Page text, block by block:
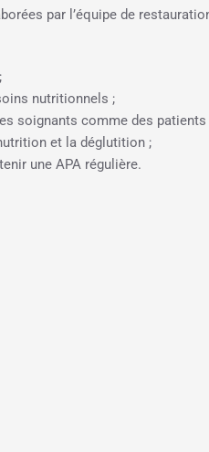
par l’équipe de
nutritionnels ;
soignants comme des patients
et la déglutition ;
une APA régulière.